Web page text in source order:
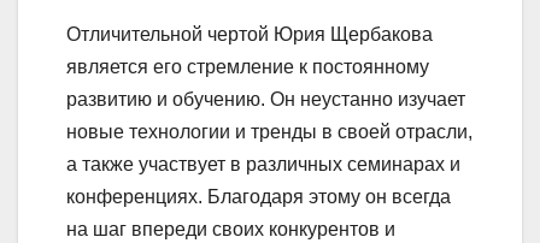
Отличительной чертой Юрия Щербакова
является его стремление к постоянному
развитию и обучению. Он неустанно изучает
новые технологии и тренды в своей отрасли,
а также участвует в различных семинарах и
конференциях. Благодаря этому он всегда
на шаг впереди своих конкурентов и